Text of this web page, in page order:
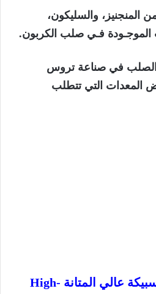
والسليكون،
فـي صلب الكربون.
الصلب في صناعة تروس
المعدات التي تتطلب
High-